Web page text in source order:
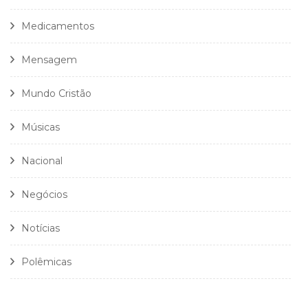
Medicamentos
Mensagem
Mundo Cristão
Músicas
Nacional
Negócios
Notícias
Polêmicas